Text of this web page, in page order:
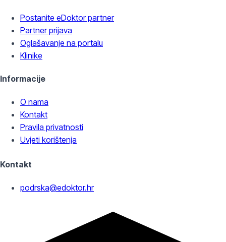
Postanite eDoktor partner
Partner prijava
Oglašavanje na portalu
Klinike
Informacije
O nama
Kontakt
Pravila privatnosti
Uvjeti korištenja
Kontakt
podrska@edoktor.hr